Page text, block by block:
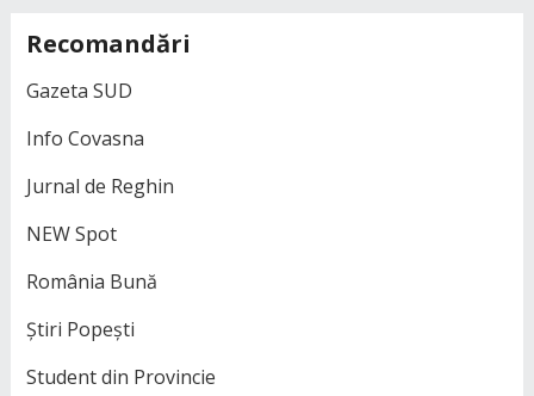
Recomandări
Gazeta SUD
Info Covasna
Jurnal de Reghin
NEW Spot
România Bună
Știri Popești
Student din Provincie